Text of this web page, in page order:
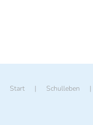
Start Schulleben